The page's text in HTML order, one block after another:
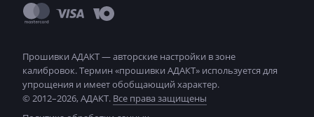
Камаз
КРАЗ
МАЗ
© 2012–2026, АДАКТ. Все права защищены